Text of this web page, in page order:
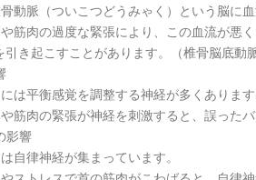
動脈（ついこつどうみゃく）という脳に
筋肉の過度な緊張により、この血流が悪
き起こすことがあります。（椎骨脳底動
は平衡感覚を調整する神経が多くあります
筋肉の緊張が神経を刺激すると、誤った
影響
自律神経が集まっています。